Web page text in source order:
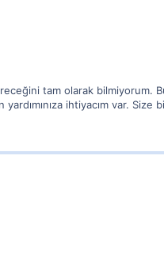
tam olarak bilmiyorum.
ihtiyacım var.